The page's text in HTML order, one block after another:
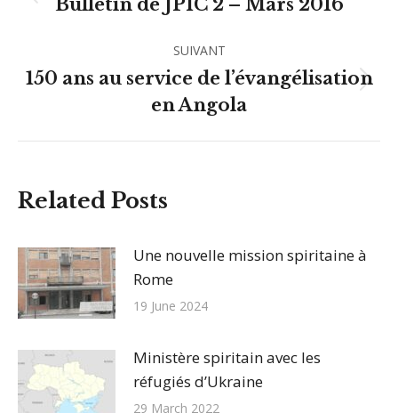
:
Bulletin de JPIC 2 – Mars 2016
SUIVANT
Article
suivant
:
150 ans au service de l’évangélisation
en Angola
Related Posts
Une nouvelle mission spiritaine à
Rome
19 June 2024
Ministère spiritain avec les
réfugiés d’Ukraine
29 March 2022